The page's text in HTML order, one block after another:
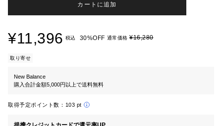
カートに追加
¥11,396 税込 30%OFF 通常価格 ¥16,280
取り寄せ
New Balance
購入合計金額5,000円以上で送料無料
取得予定ポイント数： 103 pt